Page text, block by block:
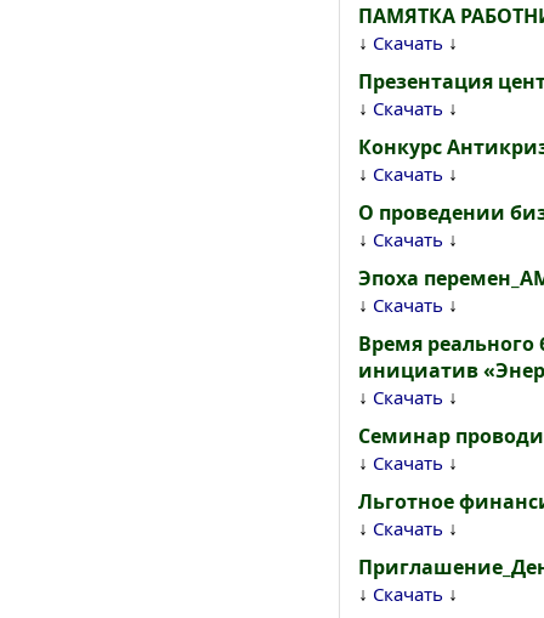
ПАМЯТКА
↓ Скачать ↓
Презентация
↓ Скачать ↓
Конкурс
↓ Скачать ↓
О проведении
↓ Скачать ↓
Эпоха
↓ Скачать ↓
Время
инициатив
↓ Скачать ↓
Семинар
↓ Скачать ↓
Льготное
↓ Скачать ↓
↓ Скачать ↓